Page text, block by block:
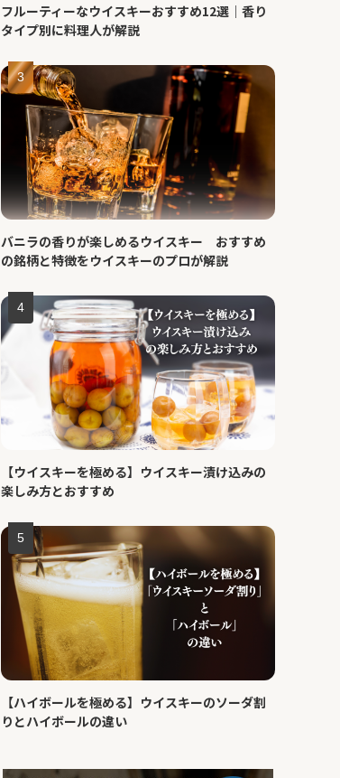
フルーティーなウイスキーおすすめ12選｜香り
タイプ別に料理人が解説
バニラの香りが楽しめるウイスキー おすすめ
の銘柄と特徴をウイスキーのプロが解説
【ウイスキーを極める】ウイスキー漬け込みの
楽しみ方とおすすめ
【ハイボールを極める】ウイスキーのソーダ割
りとハイボールの違い